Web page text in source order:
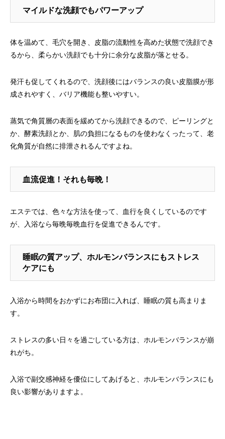
マイルドな洗顔でもパワーアップ
体を温めて、毛穴を開き、皮脂の流動性を高めた状態で洗顔でき
るから、柔らかい洗顔でも十分に余分な皮脂が落とせる。
発汗も促してくれるので、洗顔後にはバランスの良い皮脂膜が形
成されやすく、バリア機能も整いやすい。
蒸気で角質層の表面を緩めてから洗顔できるので、ピーリングと
か、酵素洗顔とか、肌の負担になるものを使わなくったって、老
化角質が自然に排泄されるんですよね。
血流促進！それも毎晩！
エステでは、色々な方法を使って、血行を良くしているのです
が、入浴なら毎晩毎晩血行を促進できるんです。
睡眠の質アップ、ホルモンバランスにもストレス
ケアにも
入浴から時間をおかずにお布団に入れば、睡眠の質も高まりま
す。
ストレスの多い日々を過ごしている方は、ホルモンバランスが崩
れがち。
入浴で副交感神経を優位にしてあげると、ホルモンバランスにも
良い影響がありますよ。